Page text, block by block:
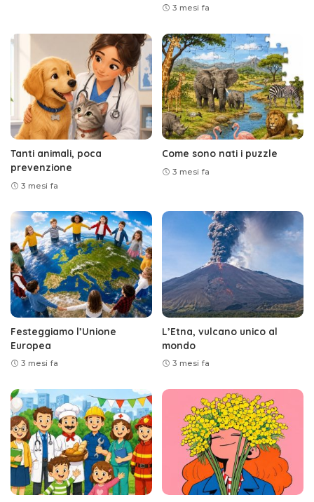
3 mesi fa
Tanti animali, poca
prevenzione
3 mesi fa
Come sono nati i puzzle
3 mesi fa
Festeggiamo l’Unione
Europea
3 mesi fa
L’Etna, vulcano unico al
mondo
3 mesi fa